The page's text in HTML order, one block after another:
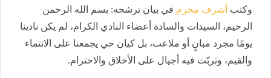
وكتب أشرف محرم في بيان ترشحه: بسم الله الرحمن
الرحيم، السيدات والسادة أعضاء النادي الكرام، لم يكن نادينا
يومًا مجرد مبانٍ أو ملاعب، بل كيان حي يجمعنا على الانتماء
والقيم، وتربّت فيه أجيال على الأخلاق والاحترام.